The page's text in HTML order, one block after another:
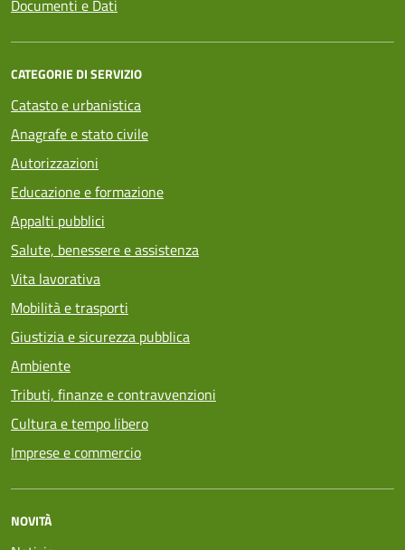
Documenti e Dati
CATEGORIE DI SERVIZIO
Catasto e urbanistica
Anagrafe e stato civile
Autorizzazioni
Educazione e formazione
Appalti pubblici
Salute, benessere e assistenza
Vita lavorativa
Mobilità e trasporti
Giustizia e sicurezza pubblica
Ambiente
Tributi, finanze e contravvenzioni
Cultura e tempo libero
Imprese e commercio
NOVITÀ